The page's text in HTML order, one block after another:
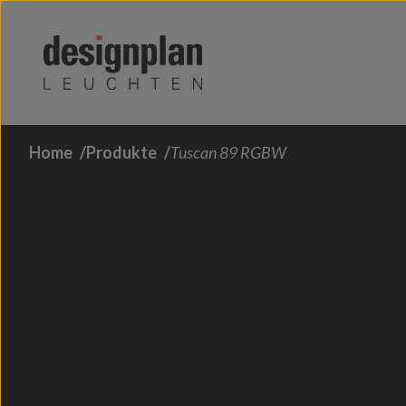
Home Produkte Tuscan 89 RGBW